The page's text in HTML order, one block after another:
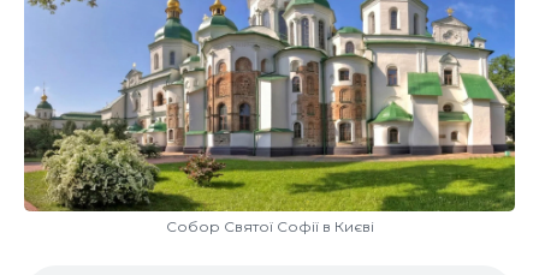
Собор Святої Софії в Києві